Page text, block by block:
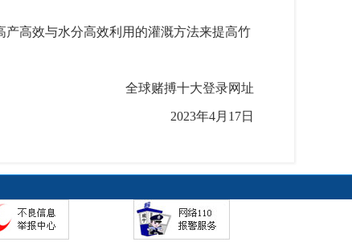
高效与水分高效利用的灌溉方法来提高竹
全球赌搏十大登录网址
2023年4月17日